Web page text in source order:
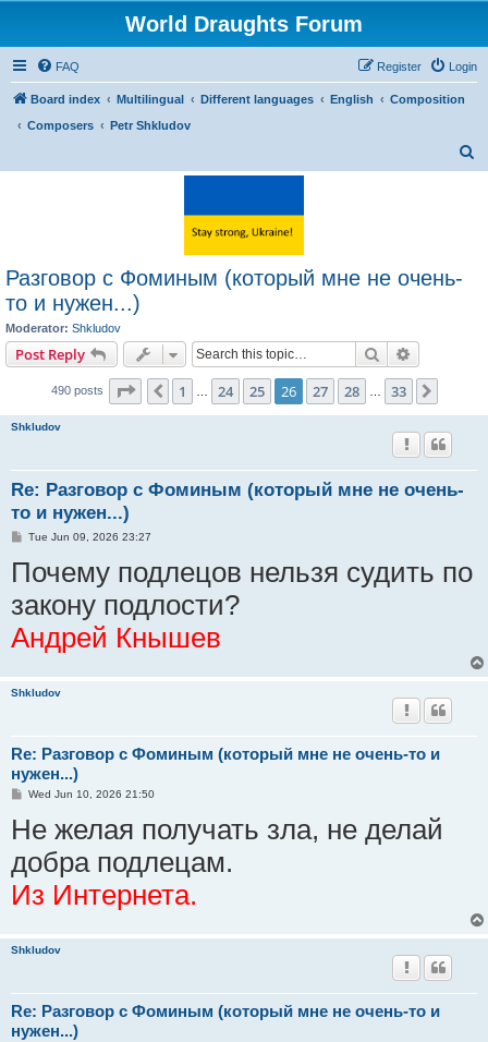
World Draughts Forum
FAQ Login
Register
Board index Multilingual Different languages English
Composition
Composers
Petr Shkludov
Разговор с Фоминым (который мне не очень-
то и нужен...)
Moderator: Shkludov
Post Reply Search
490 posts Page 26 of 33
Previous
1 … 24 25 26 27 28 … 33
Shkludov
Re: Разговор с Фоминым (который мне не очень-
то и нужен...)
P
s
Tue Jun 09, 2026 23:27
Почему подлецов нельзя судить по
закону подлости?
Андрей Кнышев
Shkludov
Re: Разговор с Фоминым (который мне не очень-то и
нужен...)
P
s
t
Wed Jun 10, 2026 21:50
Не желая получать зла, не делай
добра подлецам.
Из Интернета.
Shkludov
Re: Разговор с Фоминым (который мне не очень-то и
нужен...)